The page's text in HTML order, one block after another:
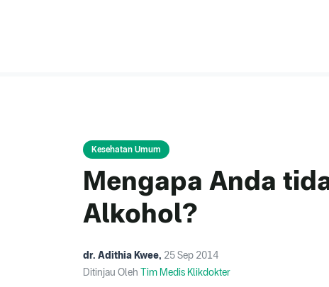
Kesehatan Umum
Mengapa Anda
Alkohol?
dr. Adithia Kwee, 25 Sep 2014
Ditinjau Oleh Tim Medis Klikdokter